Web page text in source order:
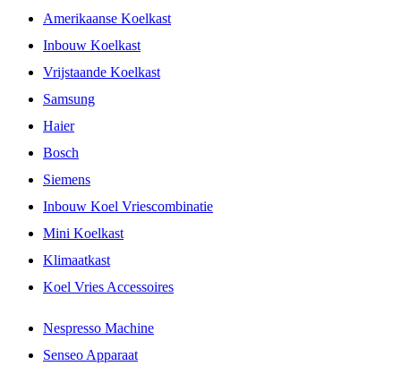
Amerikaanse Koelkast
Inbouw Koelkast
Vrijstaande Koelkast
Samsung
Haier
Bosch
Siemens
Inbouw Koel Vriescombinatie
Mini Koelkast
Klimaatkast
Koel Vries Accessoires
Nespresso Machine
Senseo Apparaat